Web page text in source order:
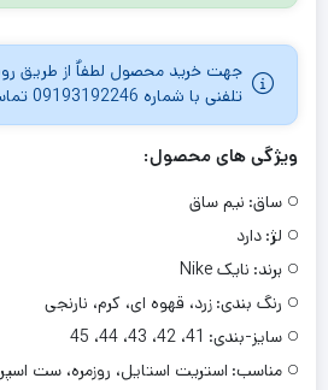
جهت خرید محصول لطفاٌ از طریق
تلفنی با شماره 09193192246 تماس بگیرید.
ویژگی های محصول:
ساق: نیم ساق
لژ: دارد
برند: نایک Nike
رنگ بندی: زرد، قهوه ای، کرم، نارنجی
سایز-بندی: 41، 42، 43، 44، 45
مناسب: استریت استایل، روزمره، ست